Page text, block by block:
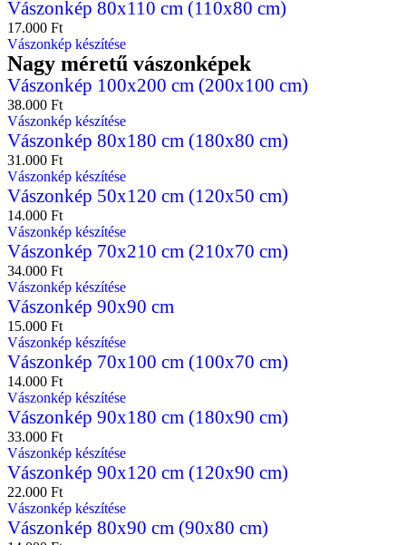
Vászonkép 80x110 cm (110x80 cm)
17.000 Ft
Vászonkép készítése
Nagy méretű vászonképek
Vászonkép 100x200 cm (200x100 cm)
38.000 Ft
Vászonkép készítése
Vászonkép 80x180 cm (180x80 cm)
31.000 Ft
Vászonkép készítése
Vászonkép 50x120 cm (120x50 cm)
14.000 Ft
Vászonkép készítése
Vászonkép 70x210 cm (210x70 cm)
34.000 Ft
Vászonkép készítése
Vászonkép 90x90 cm
15.000 Ft
Vászonkép készítése
Vászonkép 70x100 cm (100x70 cm)
14.000 Ft
Vászonkép készítése
Vászonkép 90x180 cm (180x90 cm)
33.000 Ft
Vászonkép készítése
Vászonkép 90x120 cm (120x90 cm)
22.000 Ft
Vászonkép készítése
Vászonkép 80x90 cm (90x80 cm)